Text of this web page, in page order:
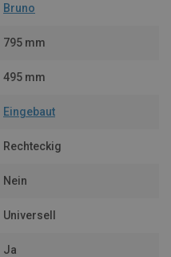
Bruno
795 mm
495 mm
Eingebaut
Rechteckig
Nein
Universell
Ja